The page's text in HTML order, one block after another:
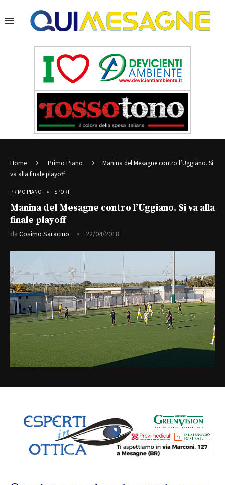
Home Primo Piano
Manina del Mesagne contro l’Uggiano. Si
va alla finale playoff
PRIMO PIANO SPORT
Manina del Mesagne contro l’Uggiano. Si va alla
finale playoff
da Cosimo Saracino 22/04/2018